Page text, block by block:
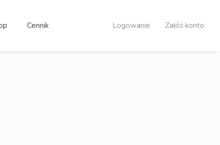
Cennik Logowanie Załóż konto